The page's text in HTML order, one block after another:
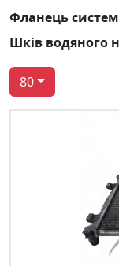
Фланець
Шків водяного
80